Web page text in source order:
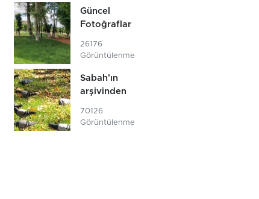
Güncel
Fotoğraflar
26176
Görüntülenme
Sabah'ın
arşivinden
70126
Görüntülenme